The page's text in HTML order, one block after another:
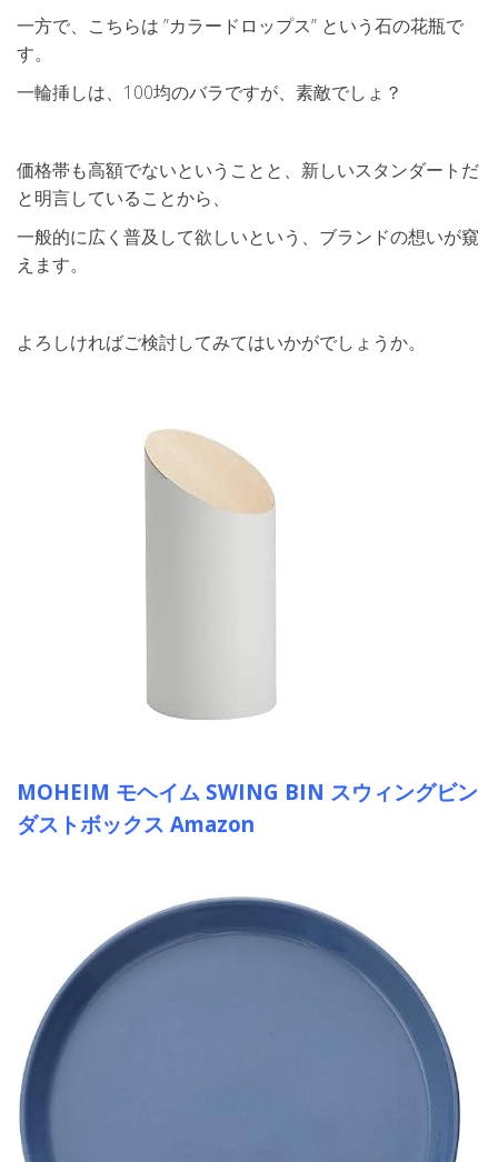
一方で、こちらは ”カラードロップス” という石の花瓶で
す。
一輪挿しは、100均のバラですが、素敵でしょ？
価格帯も高額でないということと、新しいスタンダートだ
と明言していることから、
一般的に広く普及して欲しいという、ブランドの想いが窺
えます。
よろしければご検討してみてはいかがでしょうか。
MOHEIM モヘイム SWING BIN スウィングビン
ダストボックス Amazon